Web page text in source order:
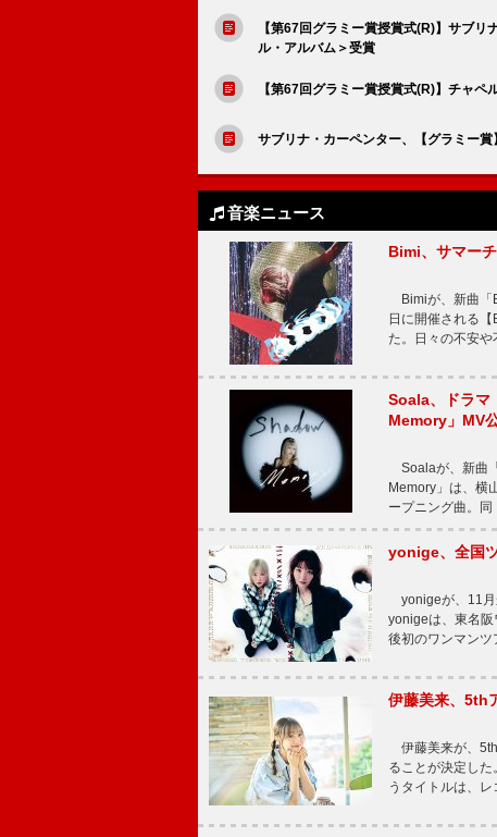
【第67回グラミー賞授賞式(R)】サブ
ル・アルバム＞受賞
【第67回グラミー賞授賞式(R)】チャ
サブリナ・カーペンター、【グラミー
音楽ニュース
Bimi、サマー
Bimiが、新曲「
日に開催される
た。日々の不安
Soala、ドラマ
Memory」MV
Soalaが、新曲
Memory」は、横
ープニング曲。
yonige、全国
yonigeが、11月
yonigeは、東名
後初のワンマン
伊藤美来、5th
伊藤美来が、
ることが決定し
うタイトルは、